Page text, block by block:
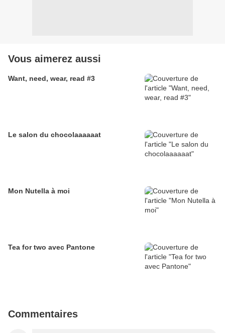
Vous aimerez aussi
Want, need, wear, read #3
Le salon du chocolaaaaaat
Mon Nutella à moi
Tea for two avec Pantone
Commentaires